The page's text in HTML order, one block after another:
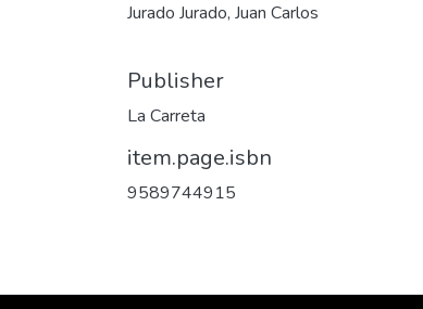
Jurado Jurado, Juan Carlos
Publisher
La Carreta
item.page.isbn
9589744915